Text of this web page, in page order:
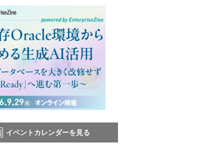
イベントカレンダーを見る